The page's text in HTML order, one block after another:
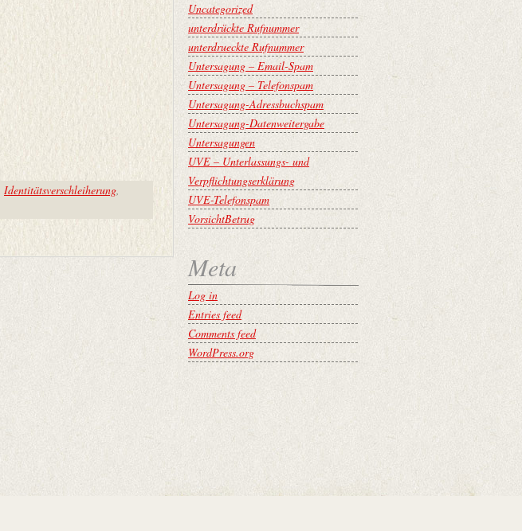
Identitätsverschleiherung,
Uncategorized
unterdrückte Rufnummer
unterdrueckte Rufnummer
Untersagung – Email-Spam
Untersagung – Telefonspam
Untersagung-Adressbuchspam
Untersagung-Datenweitergabe
Untersagungen
UVE – Unterlassungs- und
Verpflichtungserklärung
UVE-Telefonspam
VorsichtBetrug
Meta
Log in
Entries feed
Comments feed
WordPress.org